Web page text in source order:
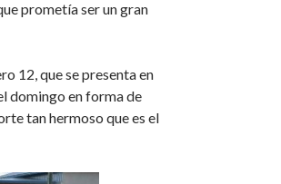
prometía ser un gran
12, que se presenta en
domingo en forma de
tan hermoso que es el